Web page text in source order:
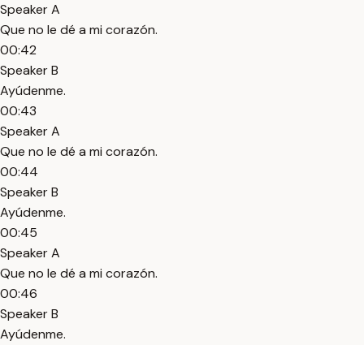
Speaker A
Que no le dé a mi corazón.
00:42
Speaker B
Ayúdenme.
00:43
Speaker A
Que no le dé a mi corazón.
00:44
Speaker B
Ayúdenme.
00:45
Speaker A
Que no le dé a mi corazón.
00:46
Speaker B
Ayúdenme.